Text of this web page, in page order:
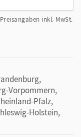
inkl. MwSt.
Vorpommern,
Pfalz,
Holstein,